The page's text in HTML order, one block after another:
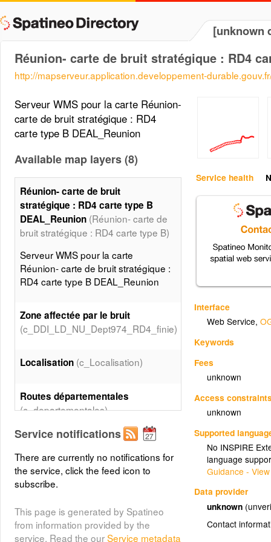
[unknown
Réunion- carte de bruit stratégique : RD4
http://mapserveur.application.developpement-
Service health
Interface
Web Service,
Keywords
Fees
unknown
Access
unknown
Supported
No INSPIRE
language
Guidance -
Data provider
unknown
Contact
Serveur WMS pour la carte Réunion-
carte de bruit stratégique : RD4
carte type B DEAL_Reunion
Available map layers (8)
Réunion- carte de bruit
stratégique : RD4 carte type B
DEAL_Reunion (Réunion- carte de
bruit stratégique : RD4 carte type B)
Serveur WMS pour la carte
Réunion- carte de bruit stratégique :
RD4 carte type B DEAL_Reunion
Zone affectée par le bruit
(c_DDI_LD_NU_Dept974_RD4_finie)
Localisation (c_Localisation)
Routes départementales
(c_departementales)
(c_nationales)
Saint Paul (c_StPaul_Etiquettes)
Limite Saint Paul(c_StPaul)
Service notifications
There are currently no notifications for
the service, click the feed icon to
subscribe.
This page is generated by Spatineo
from information provided by the
service. Read the ourService metadata